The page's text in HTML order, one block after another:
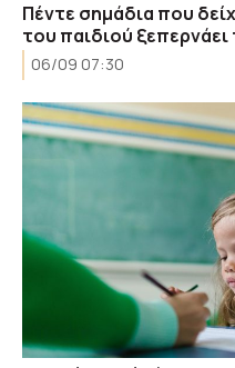
Πέντε σημάδια που
του παιδιού ξεπερνάει
06/09 07:30